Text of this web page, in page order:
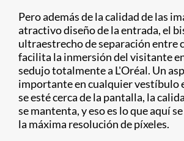
Pero además de la calidad de las
atractivo diseño de la entrada, el
ultraestrecho de separación entre
facilita la inmersión del visitante
sedujo totalmente a L'Oréal. Un
importante en cualquier vestíbulo
se esté cerca de la pantalla, la
se mantenta, y eso es lo que aquí
la máxima resolución de píxeles.